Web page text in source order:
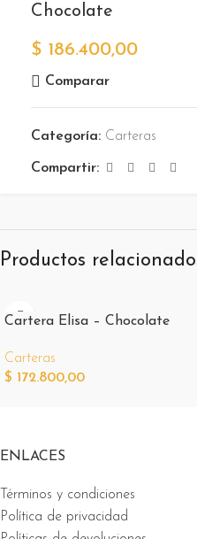
Chocolate
$ 186.400,00
Comparar
Categoría: Carteras
Compartir:
Productos
Cartera Elisa – Chocolate
Carteras
$ 172.800,00
ENLACES
Términos y condiciones
Política de privacidad